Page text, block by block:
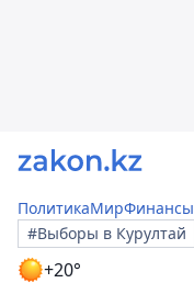
ПолитикаМирФинансы
#Выборы в Курултай
+20°